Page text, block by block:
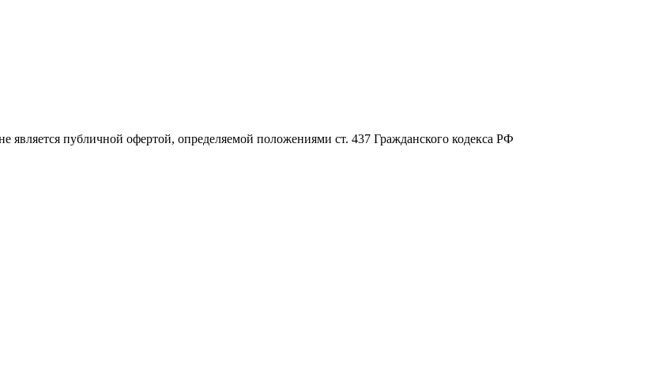
публичной офертой, определяемой положениями ст. 437 Гражданского кодекса РФ